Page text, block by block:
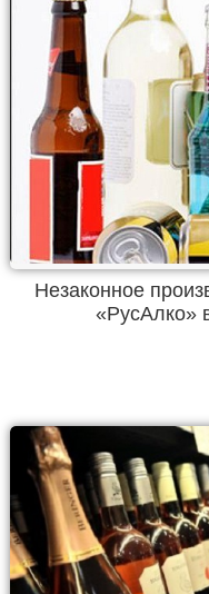
Незаконное
«РусАлко»